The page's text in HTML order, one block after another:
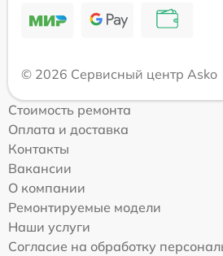
© 2026 Сервисный центр Asko
Стоимость ремонта
Оплата и доставка
Контакты
Вакансии
О компании
Ремонтируемые модели
Наши услуги
Согласие на обработку